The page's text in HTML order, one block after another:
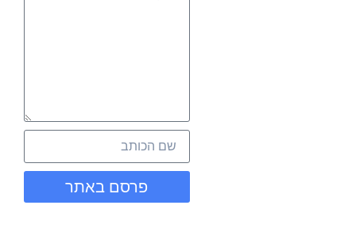
פרסם באתר